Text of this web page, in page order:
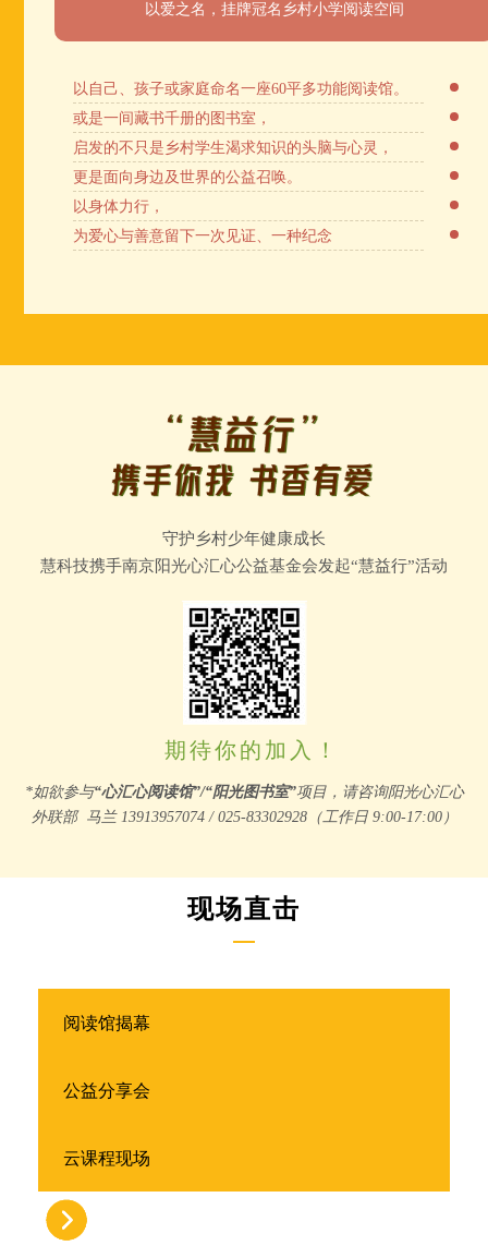
以爱之名，挂牌冠名乡村小学阅读空间
以自己、孩子或家庭命名一座60平多功能阅读馆。
或是一间藏书千册的图书室，
启发的不只是乡村学生渴求知识的头脑与心灵，
更是面向身边及世界的公益召唤。
以身体力行，
为爱心与善意留下一次见证、一种纪念
守护乡村少年健康成长
慧科技携手南京阳光心汇心公益基金会发起“慧益行”活动
期待你的加入！
*如欲参与“心汇心阅读馆”/“阳光图书室”项目，请咨询阳光心汇心
外联部 马兰 13913957074 / 025-83302928（工作日 9:00-17:00）
现场直击
阅读馆揭幕
公益分享会
云课程现场